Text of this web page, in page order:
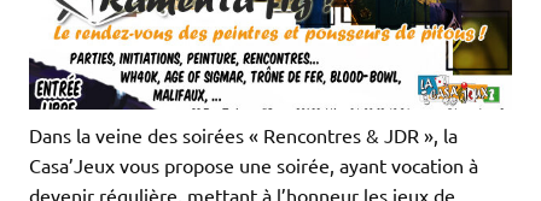
Dans la veine des soirées « Rencontres & JDR », la
Casa’Jeux vous propose une soirée, ayant vocation à
devenir régulière, mettant à l’honneur les jeux de